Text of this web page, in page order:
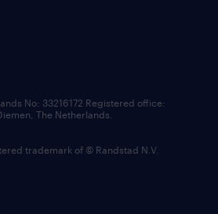
fund
No: 33216172 Registered office:
The Netherlands.
trademark of © Randstad N.V.